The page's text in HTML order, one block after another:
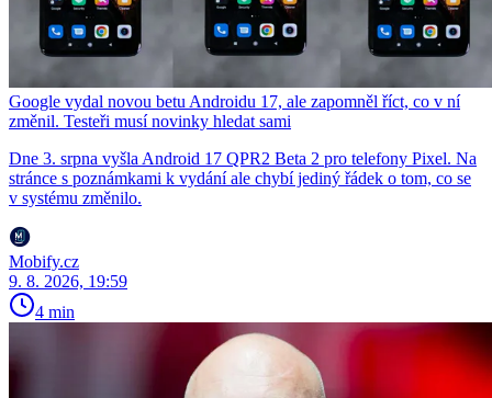
Google vydal novou betu Androidu 17, ale zapomněl říct, co v ní
změnil. Testeři musí novinky hledat sami
Dne 3. srpna vyšla Android 17 QPR2 Beta 2 pro telefony Pixel. Na
stránce s poznámkami k vydání ale chybí jediný řádek o tom, co se
v systému změnilo.
Mobify.cz
9. 8. 2026, 19:59
4 min